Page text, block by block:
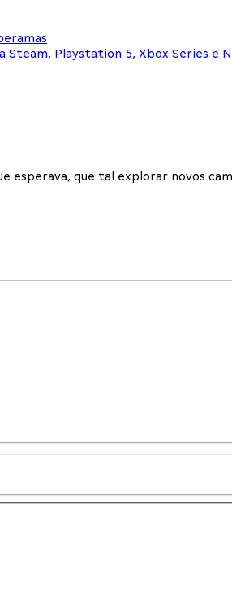
Steam, Playstation 5, Xbox Series e
esperava, que tal explorar novos